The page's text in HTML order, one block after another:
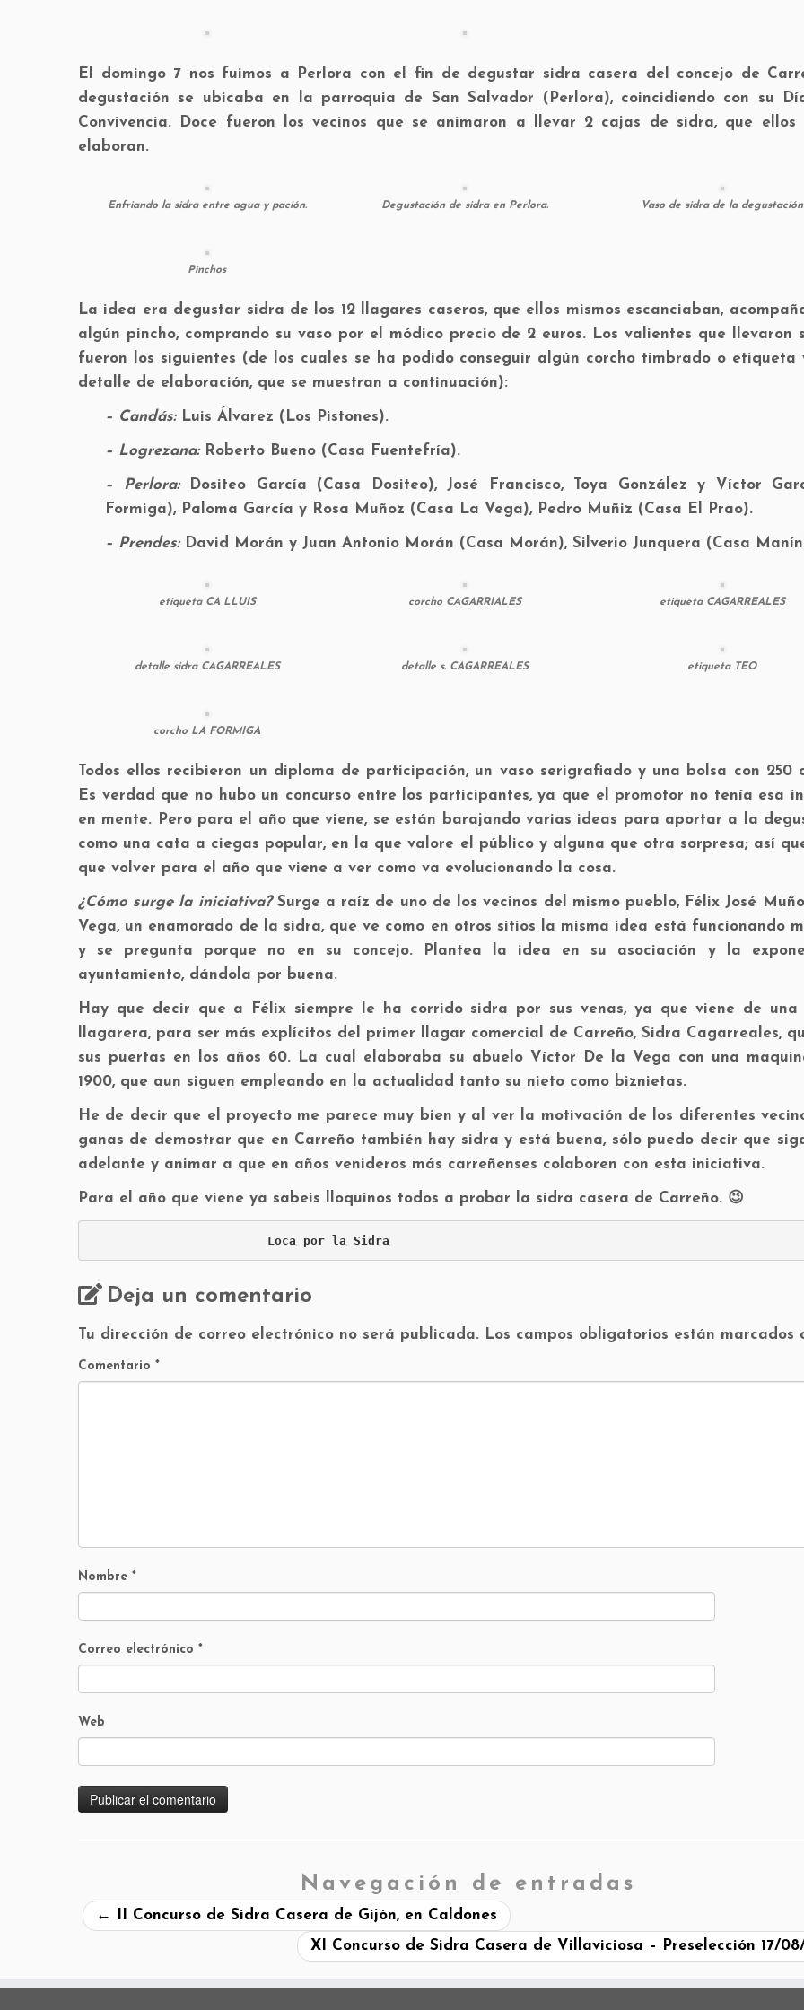
El domingo 7 nos fuimos a Perlora con el fin de degustar sidra casera del concejo de
degustación se ubicaba en la parroquia de San Salvador (Perlora), coincidiendo con su
Convivencia. Doce fueron los vecinos que se animaron a llevar 2 cajas de sidra, que ellos
elaboran.
Enfriando la sidra entre agua y pación. Degustación de sidra en Perlora. Vaso de sidra de la degustación
Pinchos
La idea era degustar sidra de los 12 llagares caseros, que ellos mismos escanciaban,
algún pincho, comprando su vaso por el módico precio de 2 euros. Los valientes que llevaron
fueron los siguientes (de los cuales se ha podido conseguir algún corcho timbrado o etiqueta
detalle de elaboración, que se muestran a continuación):
– Candás:Luis Álvarez (Los Pistones).
– Logrezana:Roberto Bueno (Casa Fuentefría).
– Perlora:Dositeo García (Casa Dositeo), José Francisco, Toya González y Víctor
Formiga), Paloma García y Rosa Muñoz (Casa La Vega), Pedro Muñiz (Casa El Prao).
– Prendes:David Morán y Juan Antonio Morán (Casa Morán), Silverio Junquera (Casa
etiqueta CA LLUIS corcho CAGARRIALES etiqueta CAGARREALES
detalle sidra CAGARREALES detalle s. CAGARREALES etiqueta TEO
corcho LA FORMIGA
Todos ellos recibieron un diploma de participación, un vaso serigrafiado y una bolsa con 250
Es verdad que no hubo un concurso entre los participantes, ya que el promotor no tenía esa
en mente. Pero para el año que viene, se están barajando varias ideas para aportar a la
como una cata a ciegas popular, en la que valore el público y alguna que otra sorpresa; así
que volver para el año que viene a ver como va evolucionando la cosa.
¿Cómo surge la iniciativa?Surge a raíz de uno de los vecinos del mismo pueblo, Félix José
Vega, un enamorado de la sidra, que ve como en otros sitios la misma idea está funcionando
y se pregunta porque no en su concejo. Plantea la idea en su asociación y la
ayuntamiento, dándola por buena.
Hay que decir que a Félix siempre le ha corrido sidra por sus venas, ya que viene de una
llagarera, para ser más explícitos del primer llagar comercial de Carreño, Sidra Cagarreales,
sus puertas en los años 60. La cual elaboraba su abuelo Víctor De la Vega con una
1900, que aun siguen empleando en la actualidad tanto su nieto como biznietas.
He de decir que el proyecto me parece muy bien y al ver la motivación de los diferentes
ganas de demostrar que en Carreño también hay sidra y está buena, sólo puedo decir que
adelante y animar a que en años venideros más carreñenses colaboren con esta iniciativa.
Para el año que viene ya sabeis lloquinos todos a probar la sidra casera de Carreño. 😉
Loca por la Sidra
Deja un comentario
Tu dirección de correo electrónico no será publicada. Los campos obligatorios están marcados
Comentario *
Nombre *
Correo electrónico *
Web
Navegación de entradas
←
II Concurso de Sidra Casera de Gijón, en Caldones
XI Concurso de Sidra Casera de Villaviciosa – Preselección 17/